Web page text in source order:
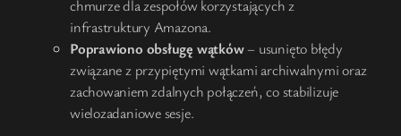
chmurze dla zespołów korzystających z
infrastruktury Amazona.
Poprawiono obsługę wątków– usunięto błędy
związane z przypiętymi wątkami archiwalnymi oraz
zachowaniem zdalnych połączeń, co stabilizuje
wielozadaniowe sesje.